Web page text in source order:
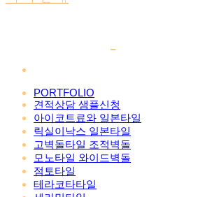
PORTFOLIO
견적상담 샘플신청
아이코트료와 일본타일
릭실이낙스 일본타일
고벽돌타일 조적벽돌
모노타일 와이드벽돌
점토타일
테라코타타일